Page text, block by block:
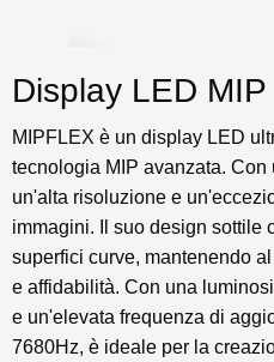
Display LED MIP
MIPFLEX è un display LED
tecnologia MIP avanzata.
un'alta risoluzione e
immagini. Il suo design sottile
superfici curve, mantenendo
e affidabilità. Con una
e un'elevata frequenza di
7680Hz, è ideale per la